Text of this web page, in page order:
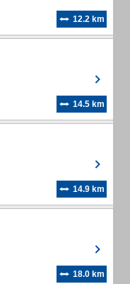
12.2 km
14.5 km
14.9 km
18.0 km